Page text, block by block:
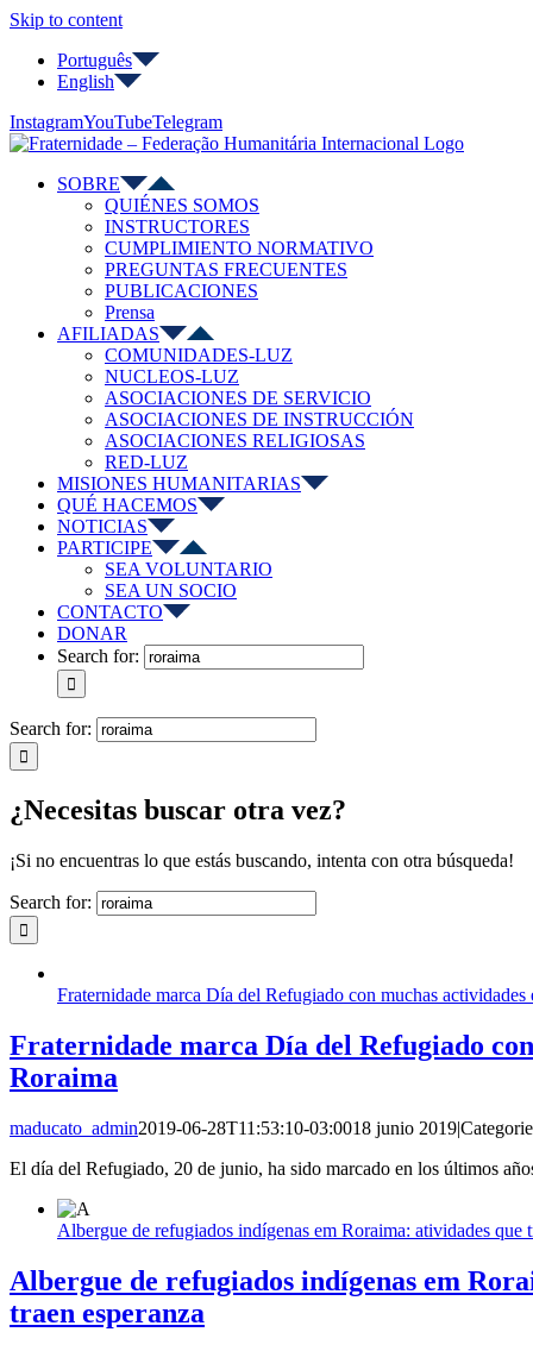
Skip to content
Português
English
InstagramYouTubeTelegram
SOBRE
QUIÉNES SOMOS
INSTRUCTORES
CUMPLIMIENTO NORMATIVO
PREGUNTAS FRECUENTES
PUBLICACIONES
Prensa
AFILIADAS
COMUNIDADES-LUZ
NUCLEOS-LUZ
ASOCIACIONES DE SERVICIO
ASOCIACIONES DE INSTRUCCIÓN
ASOCIACIONES RELIGIOSAS
RED-LUZ
MISIONES HUMANITARIAS
QUÉ HACEMOS
NOTICIAS
PARTICIPE
SEA VOLUNTARIO
SEA UN SOCIO
CONTACTO
DONAR
Search for:
Search for:
¿Necesitas buscar otra vez?
¡Si no encuentras lo que estás buscando, intenta con otra búsqueda!
Search for:
Fraternidade marca Día del Refugiado con muchas actividades
Fraternidade marca Día del Refugiado
Roraima
maducato_admin2019-06-28T11:53:10-03:0018 junio 2019|
El día del Refugiado, 20 de junio, ha sido marcado en los últimos
Albergue de refugiados indígenas em Roraima: atividades que
Albergue de refugiados indígenas em
traen esperanza